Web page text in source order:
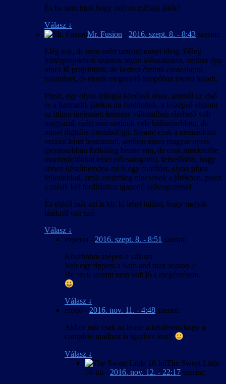
És ha nem titok hogy milyen műfajú játék?
Válasz ↓
Mr. Fusion - 2016. szept. 8. - 8:43 szerint:
Elég sok, de nem azért tart(ott) ennyi ideig. Főleg
háttérprojektnek szántuk olyan időszakokra, amikor épp
nincs fő projektünk, de kedvet érzünk elvacakolni
valamivel, és ennek megfelelő tempóban (nem) haladt.
Plusz, egy olyan trilógia középső része, amiből az első
és a harmadik játékot mi fordítottuk, a középső viszont
az itthon terjesztett lemezes változatban elérhető volt
magyarul, ezért sem siettünk vele különösebben, de
mivel digitális forrásból (pl. Steam) csak a nemzetközi
verziót lehet beszerezni, amiben nincs magyar nyelv
(pontosabban fizikailag benne van, de csak mindenféle
machinációkkal lehet előcsalogatni), felvetődött, hogy
ahhoz készíthetnénk mi is egy fordítást, olyan plusz
feliratokkal, amik eredetileg nincsenek a játékban, plusz
a másik két fordításhoz igazodó szövegezéssel
És ebből már azt is kb. ki lehet találni, hogy melyik
játékról van szó.
Válasz ↓
experto - 2016. szept. 8. - 8:51 szerint:
Köszönöm szépen a választ.
Volt egy tippem a Sam and max season 2
De ezek szerint nem volt jó a megérzésem.
Válasz ↓
mooo - 2016. nov. 11. - 4:48 szerint:
Akkor már csak az lenne a kérdésem hogy a
complete modhoz is igazítva lesz?
Válasz ↓
The Sweet Little
16-bit - 2016. nov. 12. - 22:17 szerint: